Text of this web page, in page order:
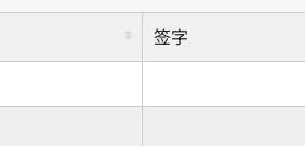
签字